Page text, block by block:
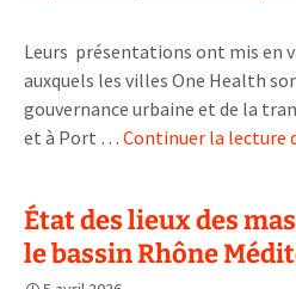
Leurs présentations ont mis en
auxquels les villes One Health
gouvernance urbaine et de la
et à Port … Continuer la lecture
État des lieux des
le bassin Rhône